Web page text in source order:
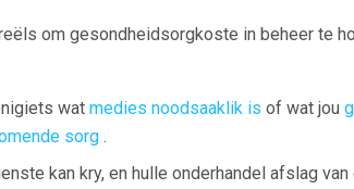
om gesondheidsorgkoste in beheer te
wat medies noodsaaklik is of wat jou
sorg .
kan kry, en hulle onderhandel afslag van